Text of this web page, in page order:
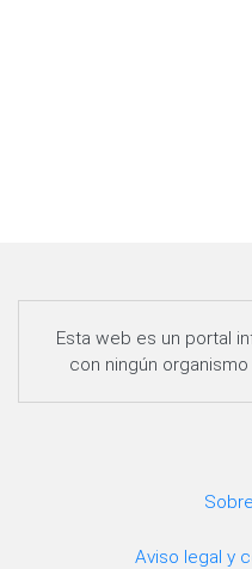
Esta web es un portal
con ningún
Aviso legal y